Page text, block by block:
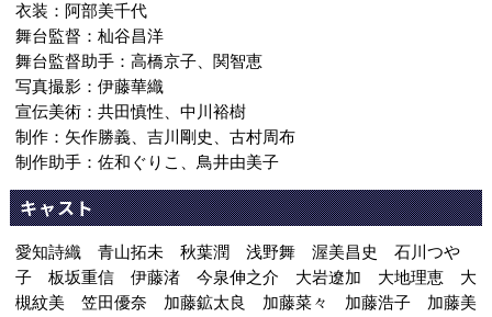
衣装：阿部美千代
舞台監督：杣谷昌洋
舞台監督助手：高橋京子、関智恵
写真撮影：伊藤華織
宣伝美術：共田慎性、中川裕樹
制作：矢作勝義、吉川剛史、古村周布
制作助手：佐和ぐりこ、鳥井由美子
キャスト
愛知詩織 青山拓未 秋葉潤 浅野舞 渥美昌史 石川つや
子 板坂重信 伊藤渚 今泉伸之介 大岩遼加 大地理恵 大
槻紋美 笠田優奈 加藤鉱太良 加藤菜々 加藤浩子 加藤美